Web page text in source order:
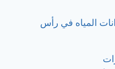
المياه في رأس